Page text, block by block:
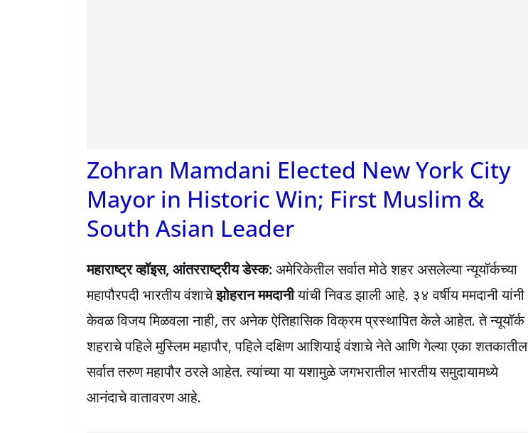
Zohran Mamdani Elected New York City
Mayor in Historic Win; First Muslim &
South Asian Leader
महाराष्ट्र व्हॉइस, आंतरराष्ट्रीय डेस्क:अमेरिकेतील सर्वात मोठे शहर असलेल्या न्यूयॉर्कच्या
महापौरपदी भारतीय वंशाचेझोहरान ममदानीयांची निवड झाली आहे. ३४ वर्षीय ममदानी यांनी
केवळ विजय मिळवला नाही, तर अनेक ऐतिहासिक विक्रम प्रस्थापित केले आहेत. ते न्यूयॉर्क
शहराचे पहिले मुस्लिम महापौर, पहिले दक्षिण आशियाई वंशाचे नेते आणि गेल्या एका शतकातील
सर्वात तरुण महापौर ठरले आहेत. त्यांच्या या यशामुळे जगभरातील भारतीय समुदायामध्ये
आनंदाचे वातावरण आहे.